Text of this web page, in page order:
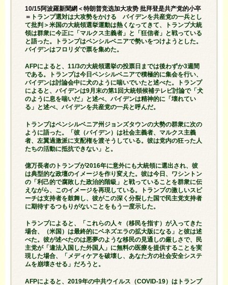
10/15阿波羅新聞網＜特朗普竞选加大攻势 批拜登是共产党的小卒
＝ トランプ選対は大攻勢をかける バイデンを共産党の一兵とし
て批判＞米国の大統領選挙運動は熱くなってきて、トランプ大統
領は群衆に今正に「マルクス主義者」と「狂信者」と戦っている
と語った。トランプはペンシルベニアで勢いをつけようとした。
バイデンはフロリダで票を集めた。
AFPによると、11/3の大統領選挙の投票日までは後わずか3週間
である。トランプは今日ペンシルベニアで積極的に集会を行い、
バイデンは討論会中に犬のように喘いでいたと述べた。トランプ
によると、バイデンは9月末の第1回大統領候補テレビ討論で「犬
のように息を喘いだ」と述べ、バイデンは精神的に「壊れてい
る」と述べ、バイデンを共産党の一兵と呼んだ。
トランプはペンシルベニア州ジョンズタウンの大勢の群衆に次の
ように語った。「彼（バイデン）は社会主義者、マルクス主義
者、左翼過激派に支配権を渡そうしている。彼は党内の狂った人
たちの活動に抵抗できない」と。
億万長者のトランプが2016年に意外にも大統領に選出され、彼
は典型的な政壇のイメージを作り変えた。彼は今日、ワシントン
の「利己的で腐敗した政治的階級」と戦っていることを群衆に伝
えながら、このイメージを再現している。トランプの激しいスピ
ーチは支持者を鼓舞し、彼がこの深く分裂した国で民主党支持者
に期待するつもりがないことをもう一度示した。
トランプによると、「これらの人々（移民を指す）が入ってきた
場合、（米国）は最終的にベネズエラの拡大版になる」と彼は述
べた。彼が述べたのは悪夢のような移民の見通しの厳しさで、民
主党が「違法入国した外国人」に無料の医療を提供することを実
現した場合、「メディケアを破壊し、あなた方の社会安全システ
ムを崩壊させる」だろうと。
AFPによると、2019年の中共ウイルス（COVID-19）はトランプ